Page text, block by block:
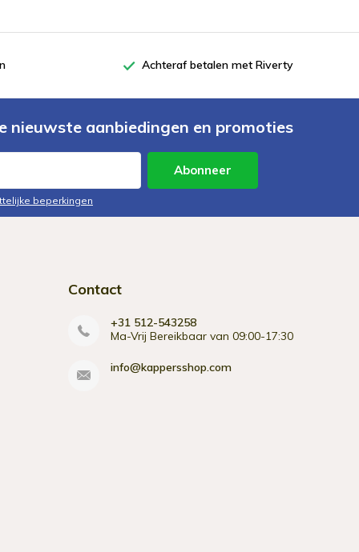
Achteraf betalen met Riverty
nieuwste aanbiedingen en promoties
Abonneer
beperkingen
Contact
+31 512-543258
Ma-Vrij Bereikbaar van 09:00-17:30
info@kappersshop.com